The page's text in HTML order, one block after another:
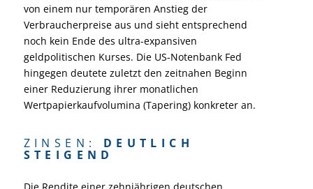
von einem nur temporären Anstieg der
Verbraucherpreise aus und sieht entsprechend
noch kein Ende des ultra-expansiven
geldpolitischen Kurses. Die US-Notenbank Fed
hingegen deutete zuletzt den zeitnahen Beginn
einer Reduzierung ihrer monatlichen
Wertpapierkaufvolumina (Tapering) konkreter an.
ZINSEN: DEUTLICH
STEIGEND